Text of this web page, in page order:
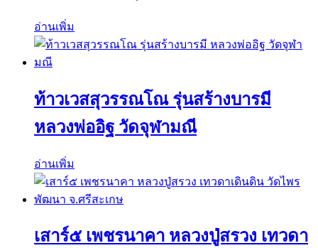
อ่านเพิ่ม
ท้าวเวสสุวรรณโณ รุ่นสร้างบารมี
หลวงพ่ออิฐ วัดจุฬามณี
อ่านเพิ่ม
เสาร์๕ เพชรนาคา หลวงปู่สรวง เทวดา